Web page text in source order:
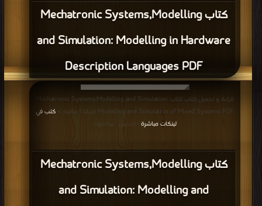
كتاب Mechatronic Systems,Modelling
and Simulation: Modelling in Hardware
Description Languages PDF
كتاب Mechatronic Systems,Modelling
and Simulation: Modelling and
قراءة و تحميل كتاب كتاب Mechatronic Systems,Modelling and Simulation:
Modelling and Simulation of Mixed Systems PDF مجانا | مكتبة >
كتب في
لينكات مباشرة
| التحميل : مرة/مرات